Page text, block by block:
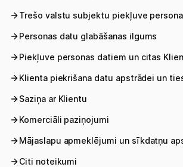
Mobilais internets
Apskati piedāvājumu
Izmēģini 14 dienas bez līgumsoda!
Trešo valstu subjektu piekļuve
Personas datu glabāšanas ilgums
Piekļuve personas datiem un citas
Klienta piekrišana datu apstrādei un
Saziņa ar Klientu
Komerciāli paziņojumi
Mājaslapu apmeklējumi un sīkdatņu
Citi noteikumi